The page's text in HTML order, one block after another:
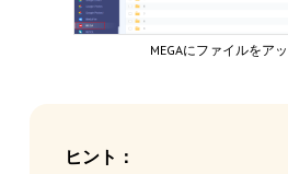
MEGAにファイルをア
ヒント：